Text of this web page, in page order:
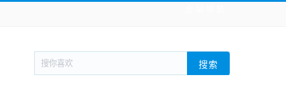
新闻阅读 旅游出行 生活实用
战棋游戏 枪战射击 模拟经营
搜索